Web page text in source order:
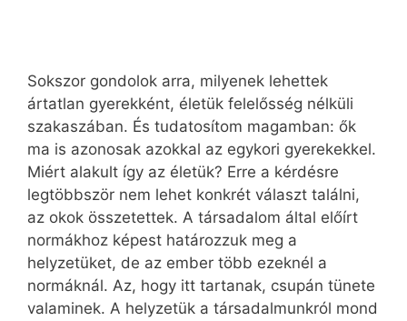
Sokszor gondolok arra, milyenek lehettek
ártatlan gyerekként, életük felelősség nélküli
szakaszában. És tudatosítom magamban: ők
ma is azonosak azokkal az egykori gyerekekkel.
Miért alakult így az életük? Erre a kérdésre
legtöbbször nem lehet konkrét választ találni,
az okok összetettek. A társadalom által előírt
normákhoz képest határozzuk meg a
helyzetüket, de az ember több ezeknél a
normáknál. Az, hogy itt tartanak, csupán tünete
valaminek. A helyzetük a társadalmunkról mond